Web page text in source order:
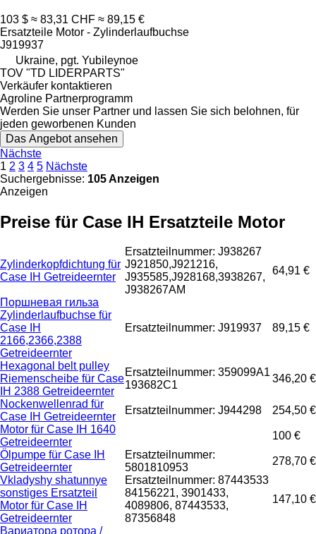
103 $ ≈ 83,31 CHF ≈ 89,15 €
Ersatzteile Motor - Zylinderlaufbuchse
J919937
Ukraine, pgt. Yubileynoe
TOV "TD LIDERPARTS"
Verkäufer kontaktieren
Agroline Partnerprogramm
Werden Sie unser Partner und lassen Sie sich belohnen, für
jeden geworbenen Kunden
Das Angebot ansehen
Nächste
1 2 3 4 5 Nächste
Suchergebnisse: 105 Anzeigen
Anzeigen
Preise für Case IH Ersatzteile Motor
Zylinderkopfdichtung für
Case IH Getreideernter
Ersatzteilnummer: J938267
J921850,J921216,
J935585,J928168,3938267,
J938267AM
64,91 €
Поршневая гильза
Zylinderlaufbuchse für
Case IH
2166,2366,2388
Getreideernter
Ersatzteilnummer: J919937 89,15 €
Hexagonal belt pulley
Riemenscheibe für Case
IH 2388 Getreideernter
Ersatzteilnummer: 359099A1
193682C1
346,20 €
Nockenwellenrad für
Case IH Getreideernter
Ersatzteilnummer: J944298
254,50 €
Motor für Case IH 1640
Getreideernter
100 €
Ölpumpe für Case IH
Getreideernter
Ersatzteilnummer:
5801810953
278,70 €
Vkladyshy shatunnye
sonstiges Ersatzteil
Motor für Case IH
Getreideernter
Ersatzteilnummer: 87443533
84156221, 3901433,
4089806, 87443533,
87356848
147,10 €
Вариатора ротора /